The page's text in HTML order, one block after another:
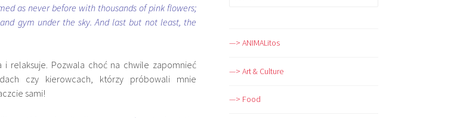
as never before with thousands of pink flowers;
gym under the sky. And last but not least, the
i relaksuje. Pozwala choć na chwile zapomnieć
czy kierowcach, którzy próbowali mnie
sami!
—> ANIMALitos
—> Art & Culture
—> Food